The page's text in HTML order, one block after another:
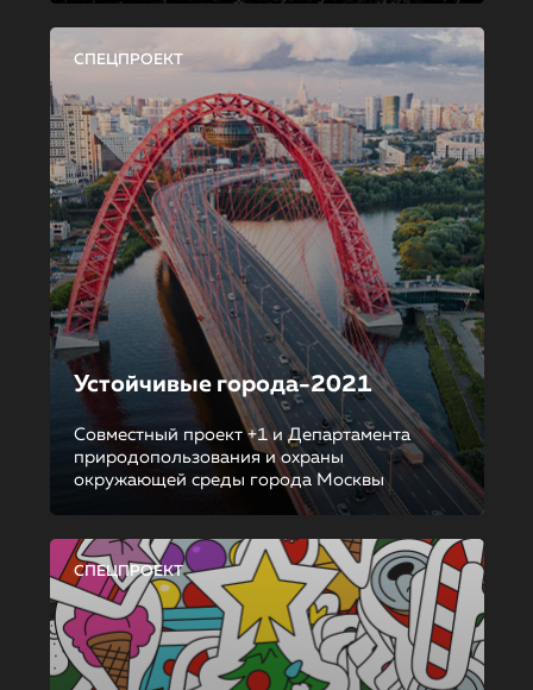
СПЕЦПРОЕКТ
Устойчивые города-2021
Совместный проект +1 и Департамента
природопользования и охраны
окружающей среды города Москвы
СПЕЦПРОЕКТ